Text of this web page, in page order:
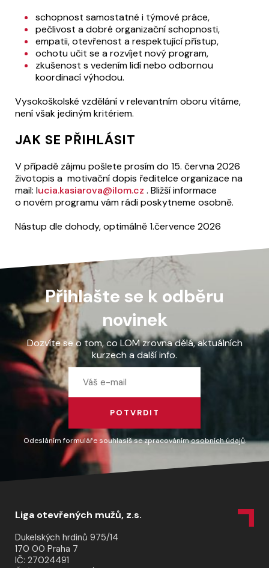
schopnost samostatné i týmové práce,
pečlivost a dobré organizační schopnosti,
empatii, otevřenost a respektující přístup,
ochotu učit se a rozvíjet nový program,
zkušenost s vedením lidí nebo odbornou
koordinací výhodou.
Vysokoškolské vzdělání v relevantním oboru vítáme,
není však jediným kritériem.
JAK SE PŘIHLÁSIT
V případě zájmu pošlete prosím do 15. června 2026
životopis a motivační dopis ředitelce organizace na
mail: lucia.kasiarova@ilom.cz . Bližší informace
o novém programu vám rádi poskytneme osobně.
Nástup dle dohody, optimálně 1.července 2026
Přihlašte se k odběru
novinek
Dozvíte se o tom, co LOM zrovna dělá, aktuálních
kurzech a další info.
POTVRDIT
Odesláním formuláře souhlasíš se zpracovánímosobních údajů.
Liga otevřených mužů, z.s.
Dukelských hrdinů 975/14
170 00 Praha 7
IČ: 27024491